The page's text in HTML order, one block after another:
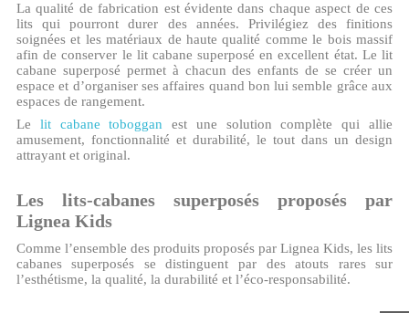
La qualité de fabrication est évidente dans chaque aspect de ces
lits qui pourront durer des années. Privilégiez des finitions
soignées et les matériaux de haute qualité comme le bois massif
afin de conserver le lit cabane superposé en excellent état. Le lit
cabane superposé permet à chacun des enfants de se créer un
espace et d’organiser ses affaires quand bon lui semble grâce aux
espaces de rangement.
Le lit cabane toboggan est une solution complète qui allie
amusement, fonctionnalité et durabilité, le tout dans un design
attrayant et original.
Les lits-cabanes superposés proposés par
Lignea Kids
Comme l’ensemble des produits proposés par Lignea Kids, les lits
cabanes superposés se distinguent par des atouts rares sur
l’esthétisme, la qualité, la durabilité et l’éco-responsabilité.